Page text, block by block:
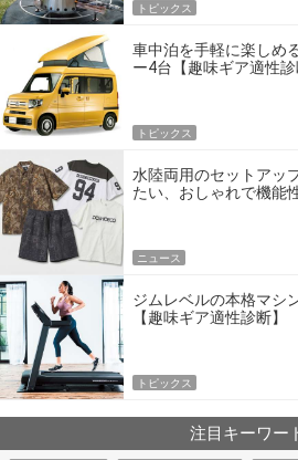
トピックス
車中泊を手軽に楽しめ
ー4台【趣味ギア適性診
トピックス
水陸両用のセットアッ
たい、おしゃれで機能
ニュース
ジムレベルの本格マシ
【趣味ギア適性診断】
トピックス
注目キーワー